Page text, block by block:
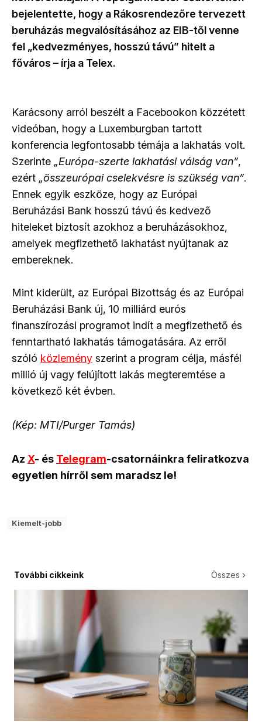
bejelentette, hogy a Rákosrendezőre tervezett
beruházás megvalósításához az EIB-től venne
fel „kedvezményes, hosszú távú” hitelt a
főváros – írja a Telex.
Karácsony arról beszélt a Facebookon közzétett
videóban, hogy a Luxemburgban tartott
konferencia legfontosabb témája a lakhatás volt.
Szerinte „Európa-szerte lakhatási válság van”,
ezért „összeurópai cselekvésre is szükség van”.
Ennek egyik eszköze, hogy az Európai
Beruházási Bank hosszú távú és kedvező
hiteleket biztosít azokhoz a beruházásokhoz,
amelyek megfizethető lakhatást nyújtanak az
embereknek.
Mint kiderült, az Európai Bizottság és az Európai
Beruházási Bank új, 10 milliárd eurós
finanszírozási programot indít a megfizethető és
fenntartható lakhatás támogatására. Az erről
szóló közlemény szerint a program célja, másfél
millió új vagy felújított lakás megteremtése a
következő két évben.
(Kép: MTI/Purger Tamás)
Az X- és Telegram-csatornáinkra feliratkozva
egyetlen hírről sem maradsz le!
Kiemelt-jobb
További cikkeink Összes